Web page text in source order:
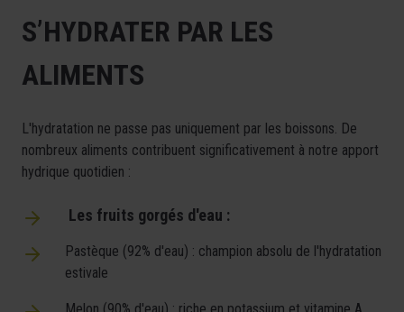
S’HYDRATER PAR LES
ALIMENTS
L'hydratation ne passe pas uniquement par les boissons. De
nombreux aliments contribuent significativement à notre apport
hydrique quotidien :
Les fruits gorgés d'eau :
Pastèque (92% d'eau) : champion absolu de l'hydratation
estivale